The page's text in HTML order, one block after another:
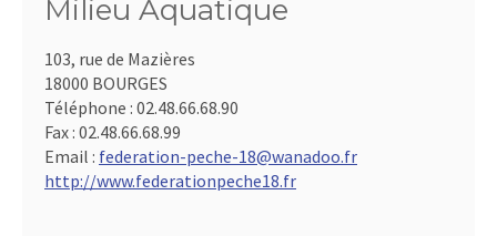
Milieu Aquatique
103, rue de Mazières
18000 BOURGES
Téléphone : 02.48.66.68.90
Fax : 02.48.66.68.99
Email : federation-peche-18@wanadoo.fr
http://www.federationpeche18.fr